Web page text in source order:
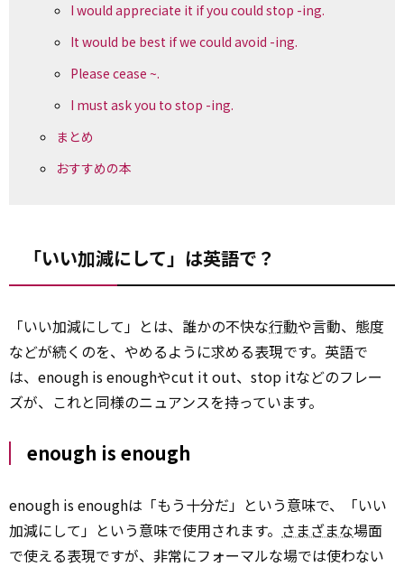
I would appreciate it if you could stop -ing.
It would be best if we could avoid -ing.
Please cease ~.
I must ask you to stop -ing.
まとめ
おすすめの本
「いい加減にして」は英語で？
「いい加減にして」とは、誰かの不快な行動や言動、態度
などが続くのを、やめるように求める表現です。英語で
は、enough is enoughやcut it out、stop itなどのフレー
ズが、これと同様のニュアンスを持っています。
enough is enough
enough is enoughは「もう十分だ」という意味で、「いい
加減にして」という意味で使用されます。 さまざまな場面
で使える表現ですが、非常にフォーマルな場では使わない